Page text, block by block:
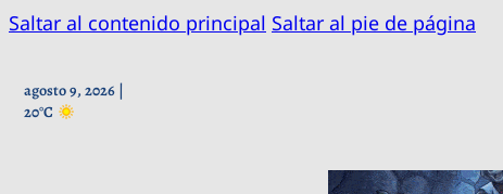
Saltar al contenido principal Saltar al pie de página
agosto 9, 2026 |
20°C